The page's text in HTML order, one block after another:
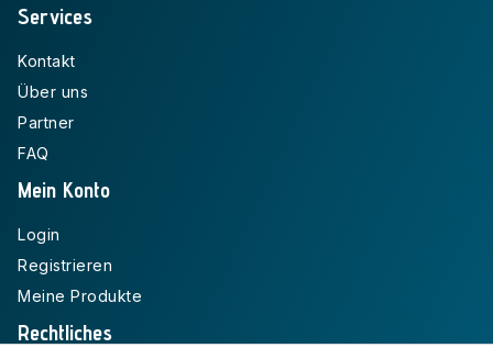
Services
Kontakt
Über uns
Partner
FAQ
Mein Konto
Login
Registrieren
Meine Produkte
Rechtliches